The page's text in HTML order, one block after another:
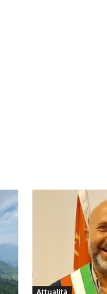
Attualità